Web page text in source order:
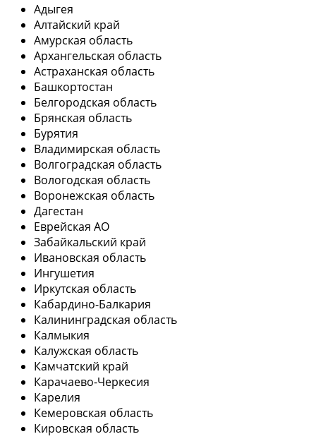
Адыгея
Алтайский край
Амурская область
Архангельская область
Астраханская область
Башкортостан
Белгородская область
Брянская область
Бурятия
Владимирская область
Волгоградская область
Вологодская область
Воронежская область
Дагестан
Еврейская АО
Забайкальский край
Ивановская область
Ингушетия
Иркутская область
Кабардино-Балкария
Калининградская область
Калмыкия
Калужская область
Камчатский край
Карачаево-Черкесия
Карелия
Кемеровская область
Кировская область